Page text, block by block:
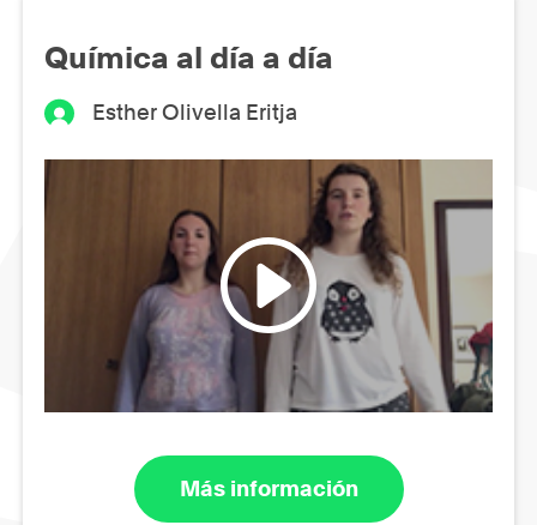
Química al día a día
Esther Olivella Eritja
Más información